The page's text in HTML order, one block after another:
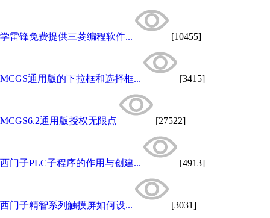
学雷锋免费提供三菱编程软件... [10455]
MCGS通用版的下拉框和选择框... [3415]
MCGS6.2通用版授权无限点 [27522]
西门子PLC子程序的作用与创建... [4913]
西门子精智系列触摸屏如何设... [3031]